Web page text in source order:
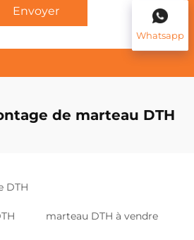
Envoyer
de marteau DTH
DTH
marteau DTH à vendre
Whatsapp